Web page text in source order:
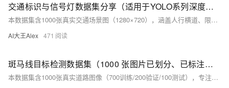
交通标识与信号灯数据集分享（适用于YOLO系列深度学习检测任务）
本数据集含1000张真实交通场景图（1280×720），涵盖人行横道、限速、停车标识及信号灯四类目标，YOLO格式标注并均衡划分train/val/test。适配YOLO/Faster R-CNN等模型，支持自动驾驶、智慧交通与AI教学，百度网盘免费下载（提取码：mpws）。
AI大王Alex 471
斑马线目标检测数据集（1000 张图片已划分、已标注）| AI训练适用于目标检测任务
本数据集含1000张真实道路图像（700训练/200验证/100测试），专注单类别“斑马线”目标检测，覆盖多场景、多视角、多光照及复杂干扰条件，标注规范（YOLO格式），兼容主流检测框架，适用于自动驾驶、ADAS、智慧交通等AI视觉任务。